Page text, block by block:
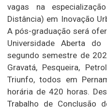
vagas na
Distância) em Inovação
A pós-graduação será
Universidade Aberta
segundo semestre de
Gravatá, Pesqueira,
Triunfo, todos em
horária de 420 horas.
Trabalho de Conclusão